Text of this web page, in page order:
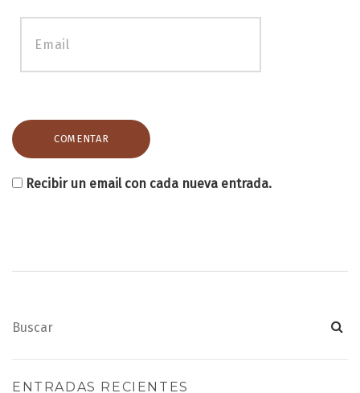
Recibir un email con cada nueva entrada.
ENTRADAS RECIENTES